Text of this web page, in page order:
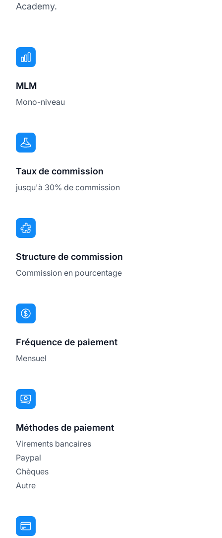
Academy.
MLM
Mono-niveau
Taux de commission
jusqu'à 30% de commission
Structure de commission
Commission en pourcentage
Fréquence de paiement
Mensuel
Méthodes de paiement
Virements bancaires
Paypal
Chèques
Autre